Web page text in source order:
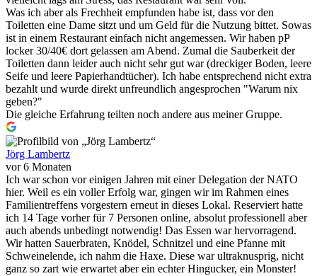
Was ich aber als Frechheit empfunden habe ist, dass vor den
Toiletten eine Dame sitzt und um Geld für die Nutzung bittet. Sowas
ist in einem Restaurant einfach nicht angemessen. Wir haben pP
locker 30/40€ dort gelassen am Abend. Zumal die Sauberkeit der
Toiletten dann leider auch nicht sehr gut war (dreckiger Boden, leere
Seife und leere Papierhandtücher). Ich habe entsprechend nicht extra
bezahlt und wurde direkt unfreundlich angesprochen "Warum nix
geben?"
Die gleiche Erfahrung teilten noch andere aus meiner Gruppe.
Jörg Lambertz
vor 6 Monaten
Ich war schon vor einigen Jahren mit einer Delegation der NATO
hier. Weil es ein voller Erfolg war, gingen wir im Rahmen eines
Familientreffens vorgestern erneut in dieses Lokal. Reserviert hatte
ich 14 Tage vorher für 7 Personen online, absolut professionell aber
auch abends unbedingt notwendig! Das Essen war hervorragend.
Wir hatten Sauerbraten, Knödel, Schnitzel und eine Pfanne mit
Schweinelende, ich nahm die Haxe. Diese war ultraknusprig, nicht
ganz so zart wie erwartet aber ein echter Hingucker, ein Monster!